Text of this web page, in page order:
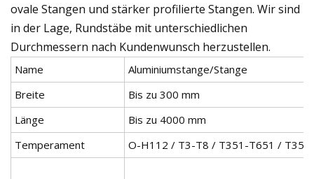
ovale Stangen und stärker profilierte Stangen. Wir sind
in der Lage, Rundstäbe mit unterschiedlichen
Durchmessern nach Kundenwunsch herzustellen.
Name
Aluminiumstange/Stange
Breite
Bis zu 300 mm
Länge
Bis zu 4000 mm
Temperament
O-H112 / T3-T8 / T351-T651 /